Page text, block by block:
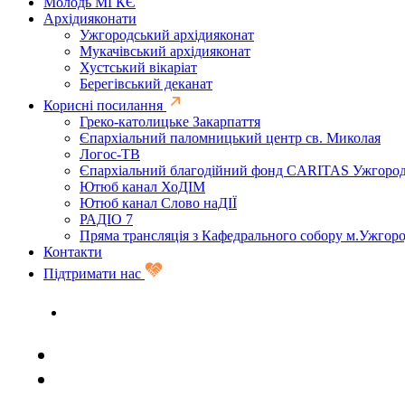
Архідияконати
Ужгородський архідияконат
Мукачівський архідияконат
Хустський вікаріат
Берегівський деканат
Корисні посилання
Греко-католицьке Закарпаття
Єпархіальний паломницький центр св. Миколая
Логос-ТВ
Єпархіальний благодійний фонд CARITAS
Ютюб канал ХоДІМ
Ютюб канал Слово наДІЇ
РАДІО 7
Пряма трансляція з Кафедрального собору
Контакти
Підтримати нас